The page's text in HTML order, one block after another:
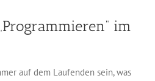
im
auf dem Laufenden sein, was